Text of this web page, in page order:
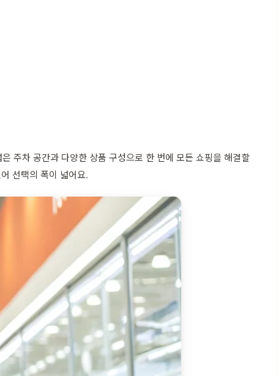
주차 공간과 다양한 상품 구성으로 한 번에 모든 쇼핑을 해결할
선택의 폭이 넓어요.